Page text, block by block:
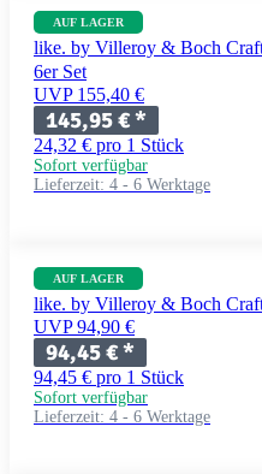
AUF LAGER
like. by Villeroy & Boch
6er Set
UVP 155,40 €
145,95 €*
24,32 € pro 1 Stück
Sofort verfügbar
Lieferzeit: 4 - 6 Werktage
AUF LAGER
like. by Villeroy & Boch
UVP 94,90 €
94,45 €*
94,45 € pro 1 Stück
Sofort verfügbar
Lieferzeit: 4 - 6 Werktage